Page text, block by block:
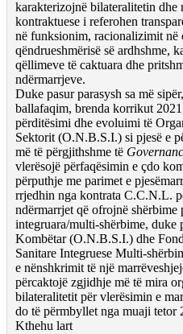
karakterizojnë bilateralitetin dhe
kontraktuese i referohen
në funksionim, racionalizimit në
qëndrueshmërisë së ardhshme,
qëllimeve të caktuara dhe
ndërmarrjeve.
Duke pasur parasysh sa më
ballafaqim, brenda korrikut
përditësimi dhe evoluimi të
Sektorit (O.N.B.S.I.) si pjesë e
më të përgjithshme të
vlerësojë përfaqësimin e çdo
përputhje me parimet e
rrjedhin nga kontrata C.C.N.L.
ndërmarrjet që ofrojnë shërbime
integruara/multi-shërbime, duke
Kombëtar (O.N.B.S.I.) dhe
Sanitare Integruese Multi-
e nënshkrimit të një
përcaktojë zgjidhje më të mira
bilateralitetit për vlerësimin e
do të përmbyllet nga muaji tetor
Kthehu lart